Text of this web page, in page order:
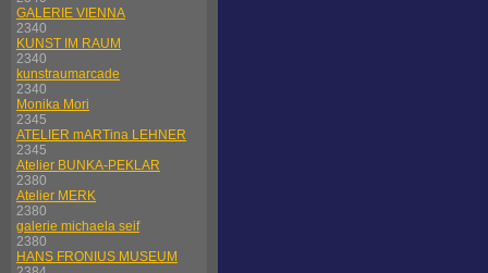
GALERIE VIENNA
2340
KUNST IM RAUM
2340
kunstraumarcade
2340
Monika Mori
2345
ATELIER mARTina LEHNER
2345
Atelier BUNKA-PEKLAR
2380
Atelier MERK
2380
galerie michaela seif
2380
HANS FRONIUS MUSEUM